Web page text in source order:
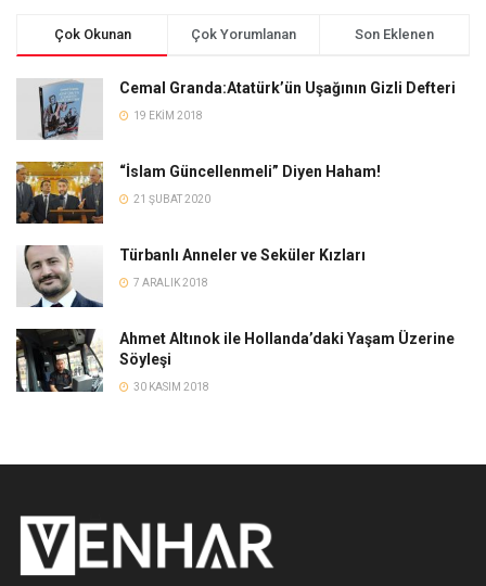
Çok Okunan Çok Yorumlanan Son Eklenen
Cemal Granda:Atatürk’ün Uşağının Gizli Defteri
19 EKIM 2018
“İslam Güncellenmeli” Diyen Haham!
21 ŞUBAT 2020
Türbanlı Anneler ve Seküler Kızları
7 ARALIK 2018
Ahmet Altınok ile Hollanda’daki Yaşam Üzerine
Söyleşi
30 KASIM 2018